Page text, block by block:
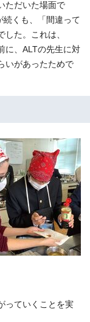
ただいた場面で
続くも、「間違って
た。これは、
に、ALTの先生に対
いがあったためで
っていくことを実